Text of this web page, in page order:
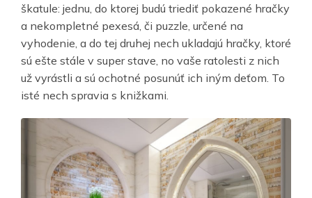
škatule: jednu, do ktorej budú triediť pokazené hračky
a nekompletné pexesá, či puzzle, určené na
vyhodenie, a do tej druhej nech ukladajú hračky, ktoré
sú ešte stále v super stave, no vaše ratolesti z nich
už vyrástli a sú ochotné posunúť ich iným deťom. To
isté nech spravia s knižkami.